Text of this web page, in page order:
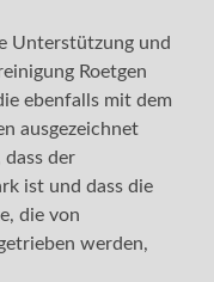
Unterstützung und
Roetgen
ebenfalls mit dem
ausgezeichnet
der
ist und dass die
die von
werden,